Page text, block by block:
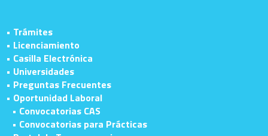
• Trámites
• Licenciamiento
• Casilla Electrónica
• Universidades
• Preguntas Frecuentes
• Oportunidad Laboral
• Convocatorias CAS
• Convocatorias para Prácticas